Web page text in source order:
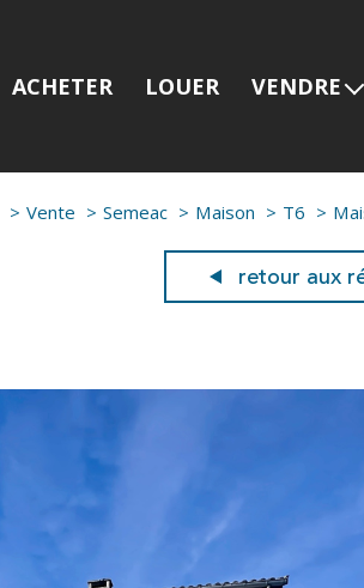
ACHETER LOUER VENDRE
Nos dernières
Vente Semeac Maison T6
retour aux